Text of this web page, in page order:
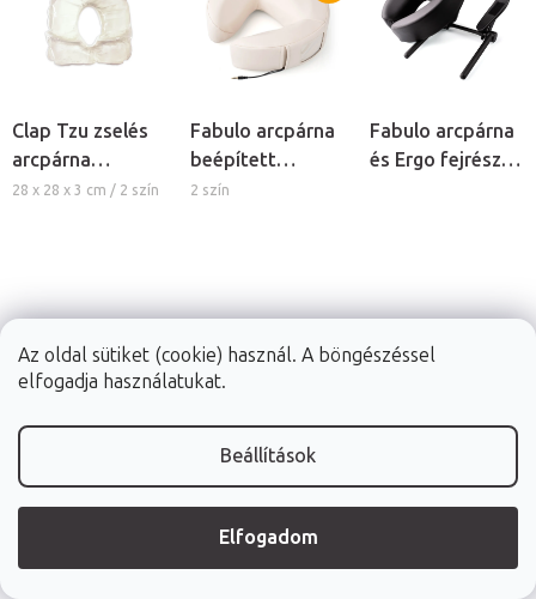
Az oldal sütiket (cookie) használ. A böngészéssel
elfogadja használatukat.
Beállítások
Elfogadom
Clap Tzu zselés
arcpárna
masszázságyra
28 x 28 x 3 cm / 2 szín
Raktáron (24ó
kiszállítás)
RÉSZLET
Fabulo arcpárna
beépített
hangszóróval
2 szín
Raktáron (24ó
kiszállítás)
Kosárba
Fabulo arcpárna
és Ergo fejrész
Jelenleg nem
Kosárba